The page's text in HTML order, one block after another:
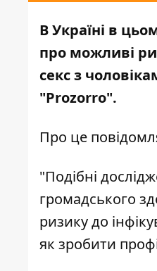
В Україні в
про можливі
секс з
"Prozorro".
Про це
"Подібні
громадського
ризику до
як зробити